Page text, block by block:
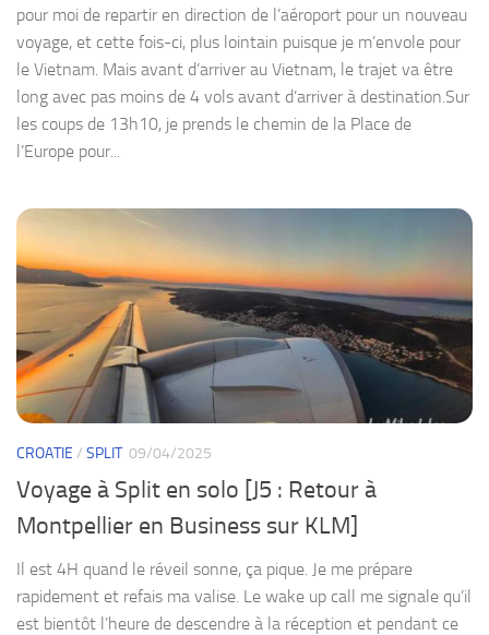
pour moi de repartir en direction de l’aéroport pour un nouveau
voyage, et cette fois-ci, plus lointain puisque je m’envole pour
le Vietnam. Mais avant d’arriver au Vietnam, le trajet va être
long avec pas moins de 4 vols avant d’arriver à destination.Sur
les coups de 13h10, je prends le chemin de la Place de
l’Europe pour...
CROATIE / SPLIT 09/04/2025
Voyage à Split en solo [J5 : Retour à
Montpellier en Business sur KLM]
Il est 4H quand le réveil sonne, ça pique. Je me prépare
rapidement et refais ma valise. Le wake up call me signale qu’il
est bientôt l’heure de descendre à la réception et pendant ce